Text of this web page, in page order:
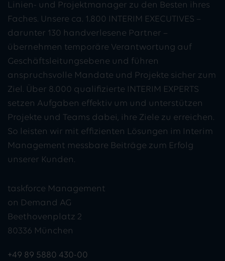
Linien- und Projektmanager zu den Besten ihres
Faches. Unsere ca. 1.800 INTERIM EXECUTIVES –
darunter 130 handverlesene Partner –
übernehmen temporäre Verantwortung auf
Geschäftsleitungsebene und führen
anspruchsvolle Mandate und Projekte sicher zum
Ziel. Über 8.000 qualifizierte INTERIM EXPERTS
setzen Aufgaben effektiv um und unterstützen
Projekte und Teams dabei, ihre Ziele zu erreichen.
So leisten wir mit effizienten Lösungen im Interim
Management messbare Beiträge zum Erfolg
unserer Kunden.
taskforce Management
on Demand AG
Beethovenplatz 2
80336 München
+49 89 5880 430-00